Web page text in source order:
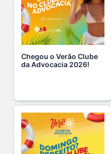
Cuidar da saúde
1 De Julho De 2026
Hoje é um dia
Fim de semana tem
18 De Julho De 2026
Chegou o Verão Clube
da Advocacia 2026!